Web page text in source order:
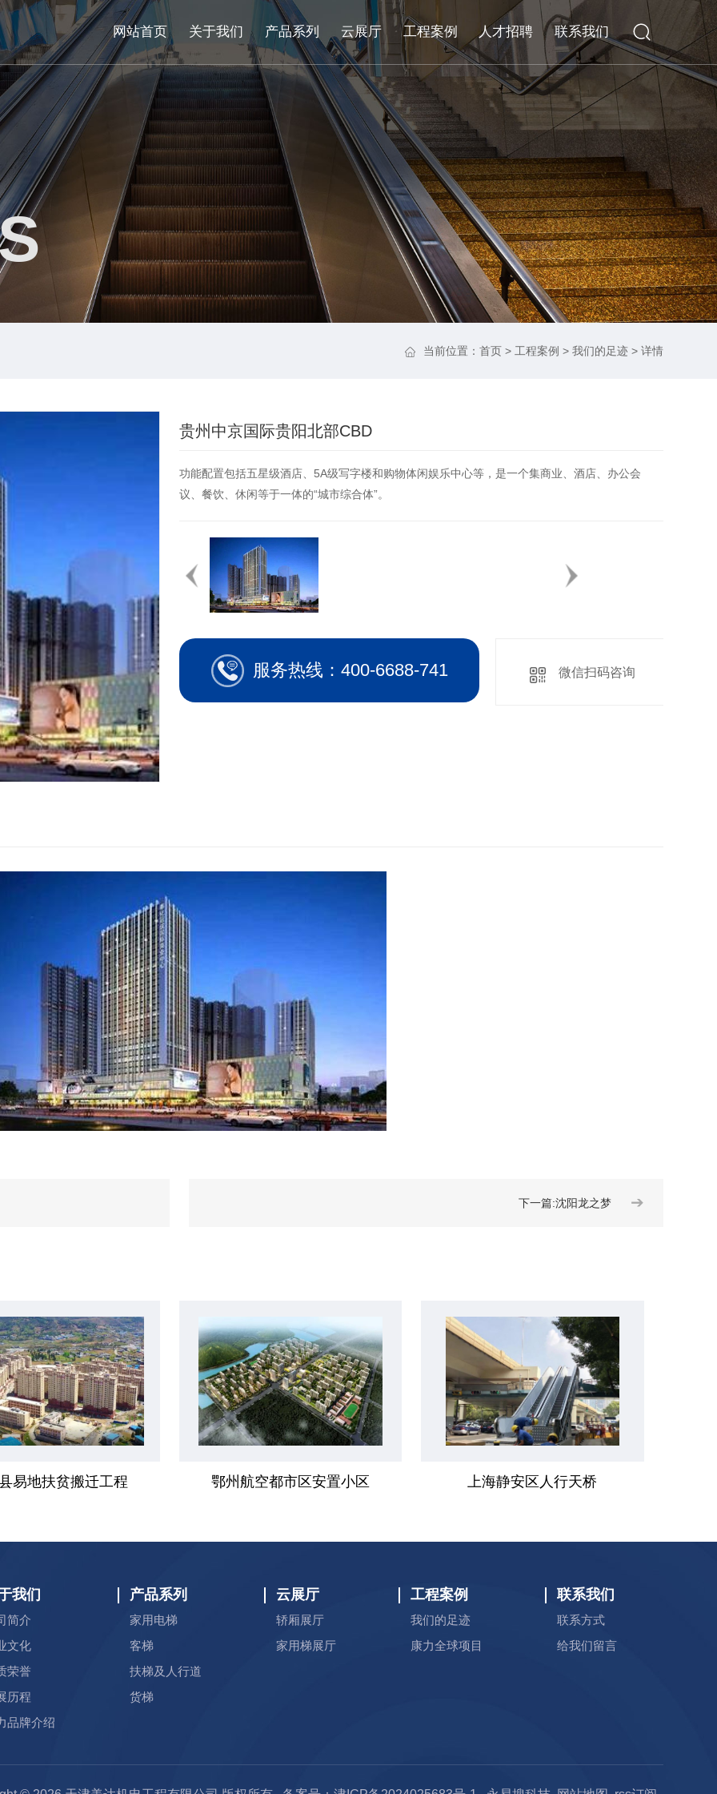
网站首页 关于我们 产品系列 云展厅 工程案例 人才招聘 联系我们
当前位置： 首页> 工程案例 > 我们的足迹> 详情
贵州中京国际贵阳北部CBD
功能配置包括五星级酒店、5A级写字楼和购物体闲娱乐中心等，是一个集商业、酒店、办公会
议、餐饮、休闲等于一体的“城市综合体”。
服务热线：400-6688-741 微信扫码咨询
➔
下一篇:沈阳龙之梦
易地扶贫搬迁工程 鄂州航空都市区安置小区 上海静安区人行天桥
我们
简介
文化
荣誉
历程
品牌介绍
产品系列
家用电梯
客梯
扶梯及人行道
货梯
云展厅
轿厢展厅
家用梯展厅
工程案例
我们的足迹
康力全球项目
联系我们
联系方式
给我们留言